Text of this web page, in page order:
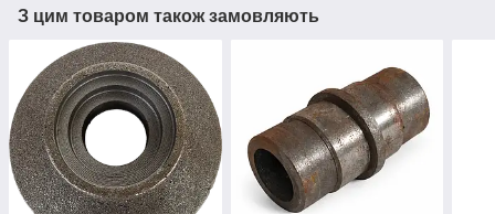
З цим товаром також замовляють